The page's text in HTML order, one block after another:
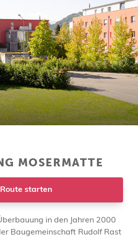
MOSERMATTE
Route starten
in den Jahren 2000
Baugemeinschaft Rudolf Rast